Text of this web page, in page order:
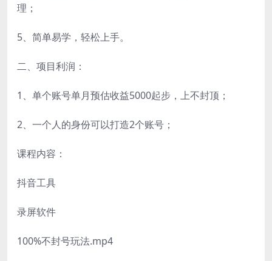
理；
5、简单易学，轻松上手。
二、项目利润：
1、单个账号单月预估收益5000起步，上不封顶；
2、一个人的身份可以打造2个账号；
课程内容：
抖音工具
录屏软件
100%不封号玩法.mp4